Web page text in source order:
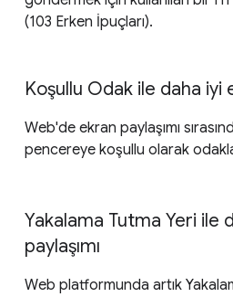
(103 Erken İpuçları).
Koşullu Odak ile daha iyi
Web'de ekran paylaşımı
pencereye koşullu olarak
Yakalama Tutma Yeri ile
paylaşımı
Web platformunda artık